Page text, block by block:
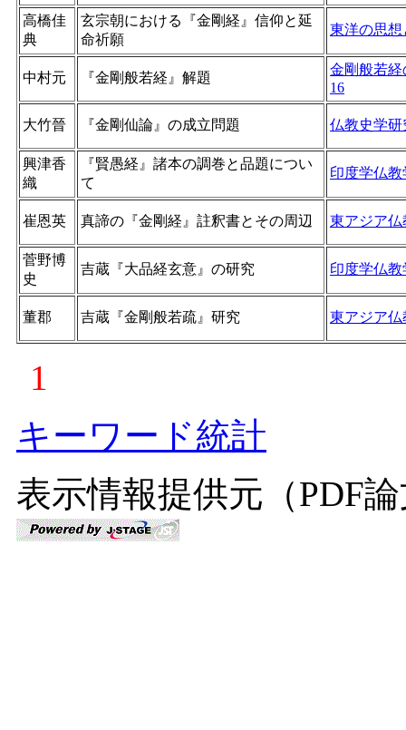
高橋佳
典
玄宗朝における『金剛経』信仰と延
命祈願
東洋の思想
中村元 『金剛般若経』解題
金剛般若
16
大竹晉 『金剛仙論』の成立問題 仏教史学研
興津香
織
『賢愚経』諸本の調巻と品題につい
て
印度学仏教
崔恩英 真諦の『金剛経』註釈書とその周辺 東アジア仏
菅野博
史
吉蔵『大品経玄意』の研究 印度学仏教
董郡 吉蔵『金剛般若疏』研究 東アジア仏
1
キーワード統計
表示情報提供元（PDF